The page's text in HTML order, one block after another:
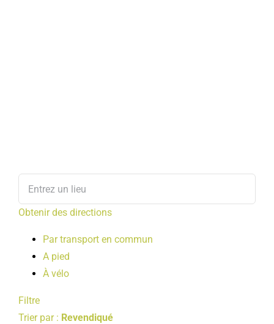
Obtenir des directions
Par transport en commun
A pied
À vélo
Filtre
Trier par : Revendiqué